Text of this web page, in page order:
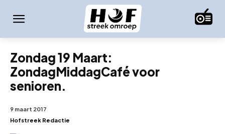
Zondag 19 Maart:
ZondagMiddagCafé voor
senioren.
9 maart 2017
Hofstreek Redactie